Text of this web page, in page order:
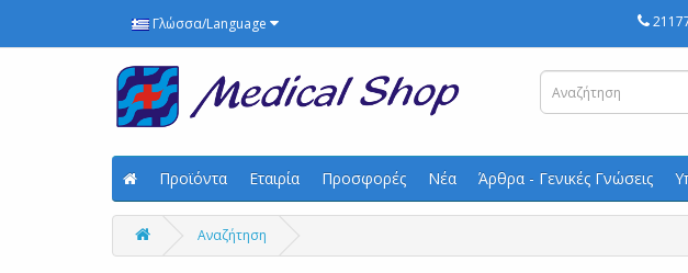
Γλώσσα/Language
Προϊόντα Εταιρία Προσφορές Νέα Άρθρα - Γενικές Γνώσεις
Αναζήτηση